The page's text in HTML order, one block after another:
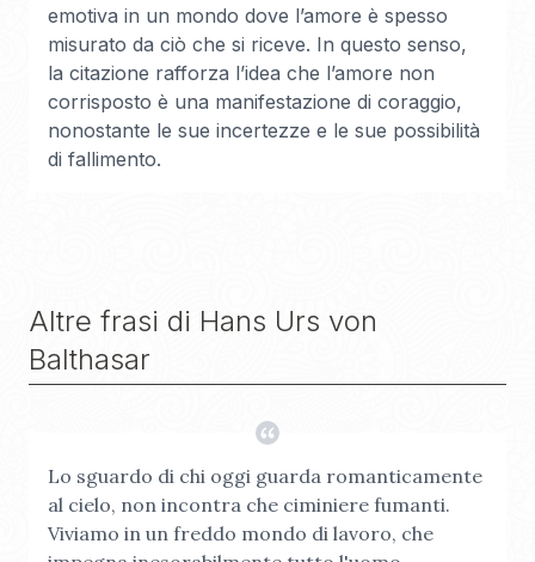
emotiva in un mondo dove l’amore è spesso
misurato da ciò che si riceve. In questo senso,
la citazione rafforza l’idea che l’amore non
corrisposto è una manifestazione di coraggio,
nonostante le sue incertezze e le sue possibilità
di fallimento.
Altre frasi di Hans Urs von
Balthasar
Lo sguardo di chi oggi guarda romanticamente
al cielo, non incontra che ciminiere fumanti.
Viviamo in un freddo mondo di lavoro, che